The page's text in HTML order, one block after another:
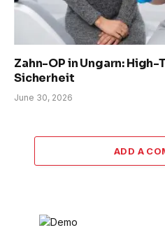
Zahn-OP in Ungarn:
Sicherheit
June 30, 2026
ADD A